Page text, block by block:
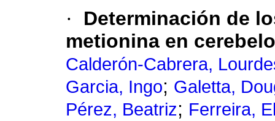
·
Determinación de
metionina en
Calderón-Cabrera,
Garcia, Ingo; Galetta,
Pérez, Beatriz; Ferreira,